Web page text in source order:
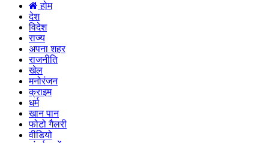
होम
देश
विदेश
राज्य
अपना शहर
राजनीति
खेल
मनोरंजन
क्राइम
धर्म
खान पान
फोटो गैलरी
वीडियो